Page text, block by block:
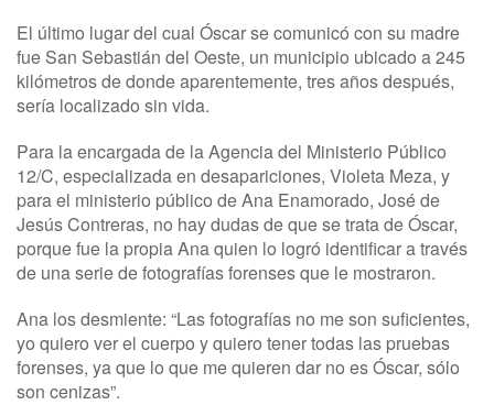
El último lugar del cual Óscar se comunicó con su madre
fue San Sebastián del Oeste, un municipio ubicado a 245
kilómetros de donde aparentemente, tres años después,
sería localizado sin vida.
Para la encargada de la Agencia del Ministerio Público
12/C, especializada en desapariciones, Violeta Meza, y
para el ministerio público de Ana Enamorado, José de
Jesús Contreras, no hay dudas de que se trata de Óscar,
porque fue la propia Ana quien lo logró identificar a través
de una serie de fotografías forenses que le mostraron.
Ana los desmiente: “Las fotografías no me son suficientes,
yo quiero ver el cuerpo y quiero tener todas las pruebas
forenses, ya que lo que me quieren dar no es Óscar, sólo
son cenizas”.